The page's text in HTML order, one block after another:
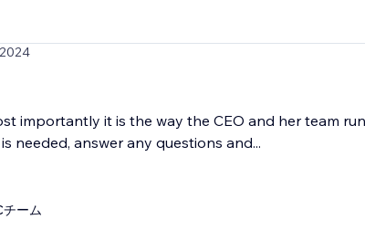
importantly it is the way the CEO and her team
needed, answer any questions and...
ーム